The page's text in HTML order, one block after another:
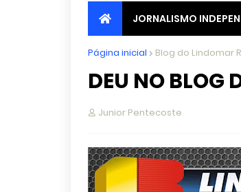
JORNALISMO
Página inicial Blog do Lindomar
DEU NO BLOG
Junior Pentecoste